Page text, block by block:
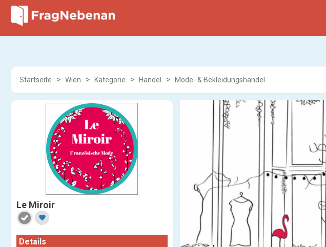
Startseite Wien Kategorie Handel Mode- & Bekleidungshandel
Le Miroir
favorite
Details